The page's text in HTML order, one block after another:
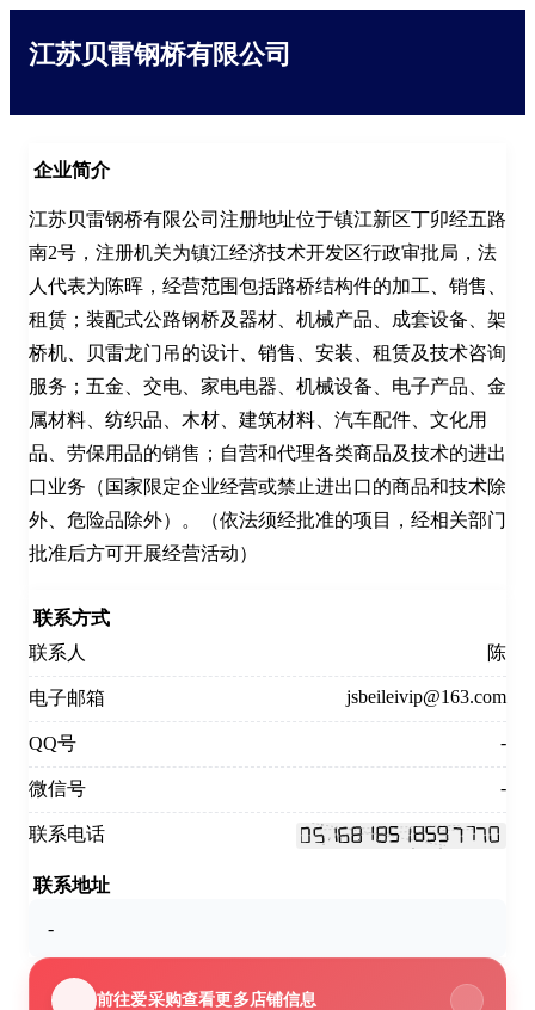
江苏贝雷钢桥有限公司
企业简介
江苏贝雷钢桥有限公司注册地址位于镇江新区丁卯经五路
南2号，注册机关为镇江经济技术开发区行政审批局，法
人代表为陈晖，经营范围包括路桥结构件的加工、销售、
租赁；装配式公路钢桥及器材、机械产品、成套设备、架
桥机、贝雷龙门吊的设计、销售、安装、租赁及技术咨询
服务；五金、交电、家电电器、机械设备、电子产品、金
属材料、纺织品、木材、建筑材料、汽车配件、文化用
品、劳保用品的销售；自营和代理各类商品及技术的进出
口业务（国家限定企业经营或禁止进出口的商品和技术除
外、危险品除外）。（依法须经批准的项目，经相关部门
批准后方可开展经营活动）
联系方式
联系人
陈
电子邮箱 jsbeileivip@163.com
QQ号 -
微信号 -
联系电话
联系地址
-
前往爱采购查看更多店铺信息